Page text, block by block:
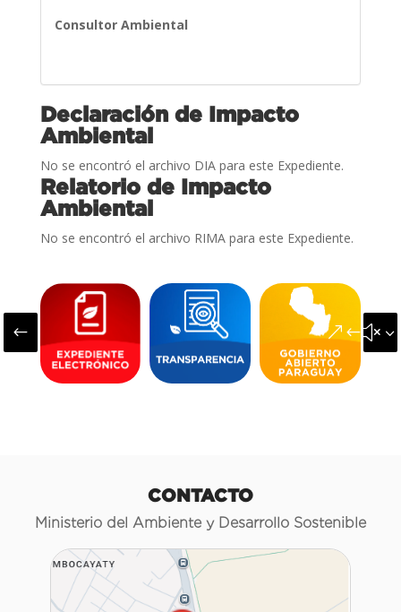
Consultor Ambiental
Declaración de Impacto
Ambiental
No se encontró el archivo DIA para este Expediente.
Relatorio de Impacto
Ambiental
No se encontró el archivo RIMA para este Expediente.
#
CONTACTO
Ministerio del Ambiente y Desarrollo Sostenible